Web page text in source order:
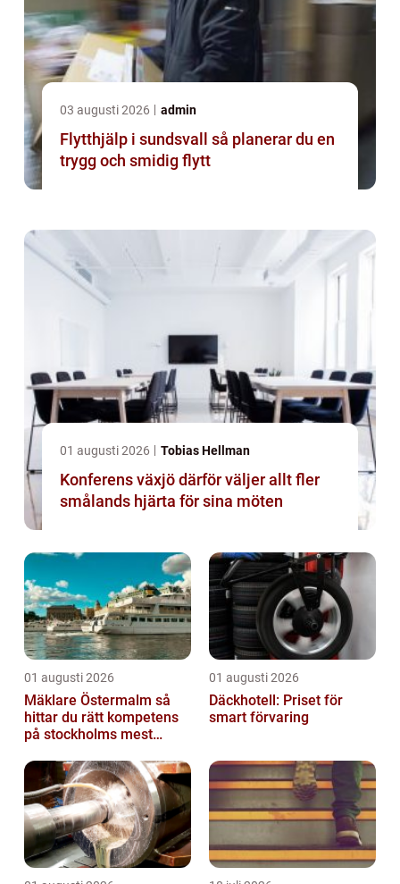
03 augusti 2026 admin
Flytthjälp i sundsvall så planerar du en
trygg och smidig flytt
01 augusti 2026 Tobias Hellman
Konferens växjö därför väljer allt fler
smålands hjärta för sina möten
01 augusti 2026
Mäklare Östermalm så
hittar du rätt kompetens
på stockholms mest
01 augusti 2026
Däckhotell: Priset för
smart förvaring